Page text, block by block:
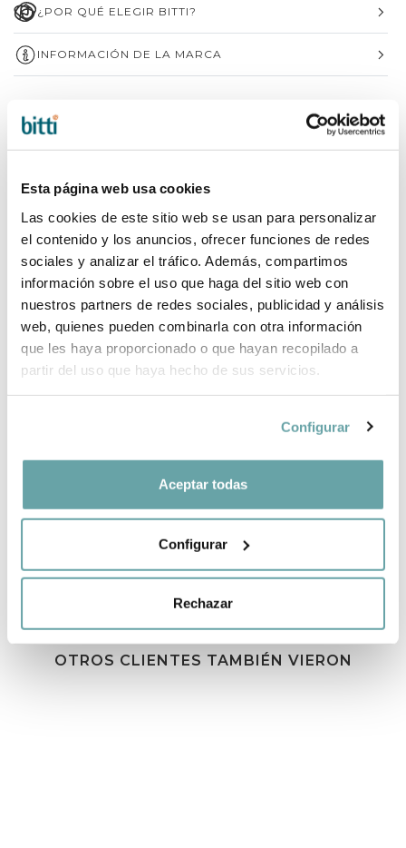
Esta página web usa cookies
Las cookies de este sitio web se usan para personalizar
el contenido y los anuncios, ofrecer funciones de redes
sociales y analizar el tráfico. Además, compartimos
información sobre el uso que haga del sitio web con
nuestros partners de redes sociales, publicidad y análisis
web, quienes pueden combinarla con otra información
que les haya proporcionado o que hayan recopilado a
partir del uso que haya hecho de sus servicios.
Configurar
Aceptar todas
Configurar
Rechazar
¿POR QUÉ ELEGIR BITTI?
INFORMACIÓN DE LA MARCA
COMPLEMENTA TU COMPRA
OTROS CLIENTES TAMBIÉN VIERON